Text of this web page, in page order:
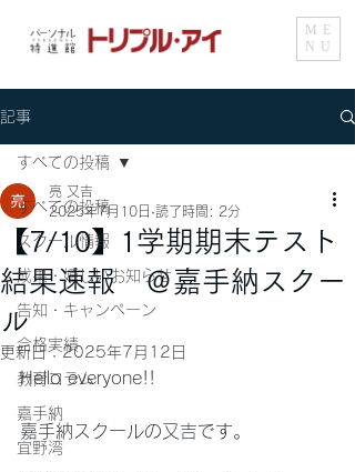
ME
NU
記事
すべての投稿
スクール情報
成果・嬉しいお知らせ
告知・キャンペーン
合格実績
教育コラム
嘉手納
宜野湾
すべての投稿
【7/10】1学期期末テスト
結果速報 ＠嘉手納スクー
ル
亮 又吉
2025年7月10日 読了時間: 2分
更新日：2025年7月12日
Hello everyone!!
嘉手納スクールの又吉です。